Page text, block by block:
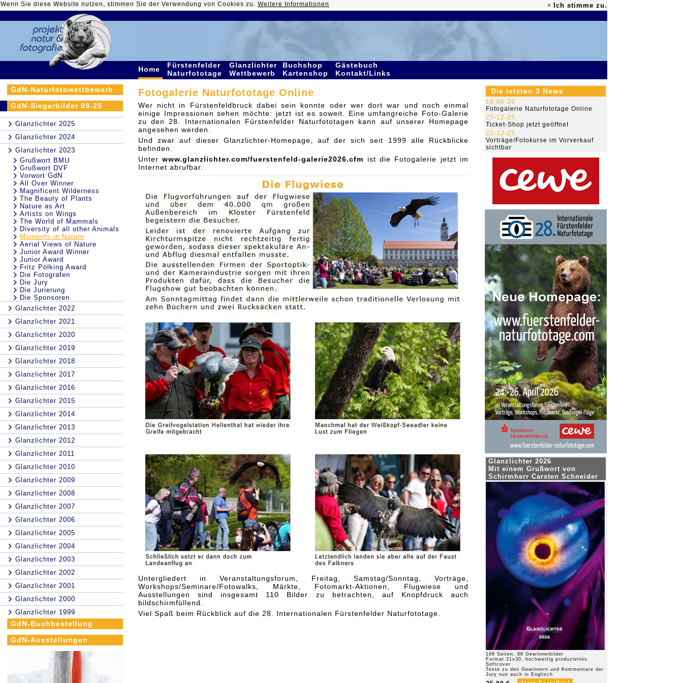
Wenn Sie diese Website nutzen, stimmen Sie der Verwendung von Cookies zu. Weitere Informationen × Ich stimme zu.
Home
Fürstenfelder
Naturfototage
Glanzlichter
Wettbewerb
Buchshop
Kartenshop
Gästebuch
Kontakt/Links
GdN-Naturfotowettbewerb
GdN-Siegerbilder 99-25
Glanzlichter 2025
Glanzlichter 2024
Glanzlichter 2023
Grußwort BMU
Grußwort DVF
Vorwort GdN
All Over Winner
Magnificent Wilderness
The Beauty of Plants
Nature as Art
Artists on Wings
The World of Mammals
Diversity of all other Animals
Moments in Nature
Aerial Views of Nature
Junior Award Winner
Junior Award
Fritz Pölking Award
Die Fotografen
Die Jury
Die Jurierung
Die Sponsoren
Glanzlichter 2022
Glanzlichter 2021
Glanzlichter 2020
Glanzlichter 2019
Glanzlichter 2018
Glanzlichter 2017
Glanzlichter 2016
Glanzlichter 2015
Glanzlichter 2014
Glanzlichter 2013
Glanzlichter 2012
Glanzlichter 2011
Glanzlichter 2010
Glanzlichter 2009
Glanzlichter 2008
Glanzlichter 2007
Glanzlichter 2006
Glanzlichter 2005
Glanzlichter 2004
Glanzlichter 2003
Glanzlichter 2002
Glanzlichter 2001
Glanzlichter 2000
Glanzlichter 1999
GdN-Buchbestellung
GdN-Ausstellungen
Fotogalerie Naturfototage Online
Wer nicht in Fürstenfeldbruck dabei sein konnte oder wer dort war und noch einmal
einige Impressionen sehen möchte: jetzt ist es soweit. Eine umfangreiche Foto-Galerie
zu den 28. Internationalen Fürstenfelder Naturfototagen kann auf unserer Homepage
angesehen werden.
Und zwar auf dieser Glanzlichter-Homepage, auf der sich seit 1999 alle Rückblicke
befinden.
Unterwww.glanzlichter.com/fuerstenfeld-galerie2026.cfm ist die Fotogalerie jetzt im
Internet abrufbar.
Untergliedert in Veranstaltungsforum, Freitag, Samstag/Sonntag, Vorträge,
Workshops/Seminare/Fotowalks, Märkte, Fotomarkt-Aktionen, Flugwiese und
Ausstellungen sind insgesamt 110 Bilder zu betrachten, auf Knopfdruck auch
bildschirmfüllend.
Viel Spaß beim Rückblick auf die 28. Internationalen Fürstenfelder Naturfototage.
Die letzten 3 News
16-05-26
Fotogalerie Naturfototage Online
27-12-25
Ticket-Shop jetzt geöffnet
22-12-25
Vorträge/Fotokurse im Vorverkauf
sichtbar
Glanzlichter 2026
Mit einem Grußwort von
Schirmherr Carsten Schneider
168 Seiten, 86 Gewinnerbilder
Format 21x30, hochwertig produziertes
Softcover
Texte zu den Gewinnern und Kommentare der
Jury nun auch in Englisch